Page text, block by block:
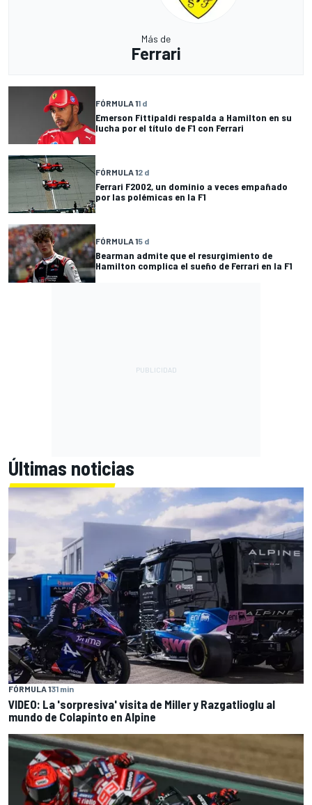
Más de
Ferrari
FÓRMULA 11 d
Emerson Fittipaldi respalda a Hamilton en su
lucha por el título de F1 con Ferrari
FÓRMULA 12 d
Ferrari F2002, un dominio a veces empañado
por las polémicas en la F1
FÓRMULA 15 d
Bearman admite que el resurgimiento de
Hamilton complica el sueño de Ferrari en la F1
Últimas noticias
FÓRMULA 131 min
VIDEO: La 'sorpresiva' visita de Miller y Razgatlioglu al
mundo de Colapinto en Alpine